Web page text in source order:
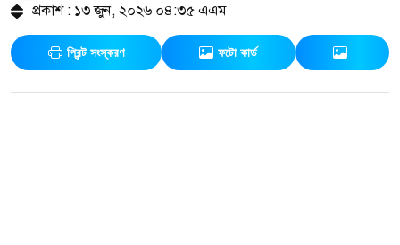
প্রকাশ : ১৩ জুন, ২০২৬ ০৪:৩৫ এএম
প্রিন্ট সংস্করণ ফটো কার্ড